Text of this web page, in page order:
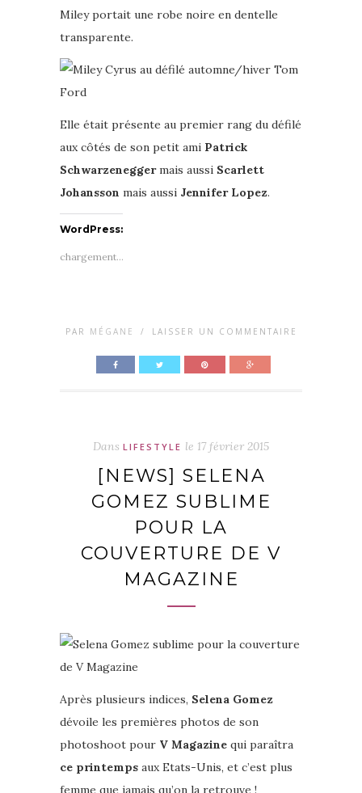
Miley portait une robe noire en dentelle
transparente.
Elle était présente au premier rang du défilé
aux côtés de son petit ami Patrick
Schwarzeneggermais aussi Scarlett
Johansson mais aussi Jennifer Lopez.
WordPress:
chargement…
PAR MÉGANE / LAISSER UN COMMENTAIRE
Dans LIFESTYLE le 17 février 2015
[NEWS] SELENA
GOMEZ SUBLIME
POUR LA
COUVERTURE DE V
MAGAZINE
Après plusieurs indices, Selena Gomez
dévoile les premières photos de son
photoshoot pour V Magazine qui paraîtra
ce printemps aux Etats-Unis, et c’est plus
femme que jamais qu’on la retrouve !